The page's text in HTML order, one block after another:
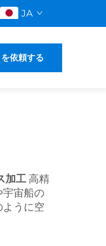
JA
依頼する
加工高精
宇宙船の
うに空